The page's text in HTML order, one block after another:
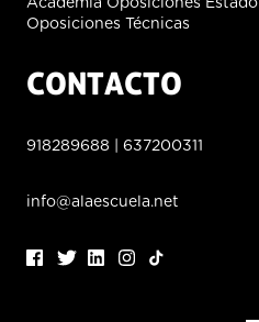
Oposiciones Técnicas
CONTACTO
918289688 637200311
info@alaescuela.net